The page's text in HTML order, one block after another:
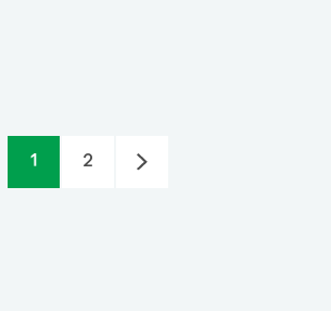
1 2